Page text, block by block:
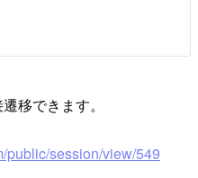
移できます。
public/session/view/549